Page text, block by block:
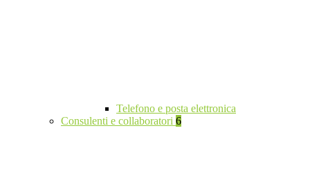
Telefono e posta elettronica
Consulenti e collaboratori 6